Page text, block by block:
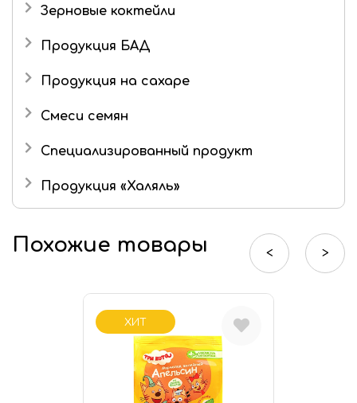
Зерновые коктейли
Продукция БАД
Продукция на сахаре
Драже
Шоколадные конфеты
Смеси семян
Специализированный продукт
Продукция «Халяль»
Шоколад «Халяль»
Финико-кунжутные конфеты «Халяль»
Похожие товары
ХИТ
< >